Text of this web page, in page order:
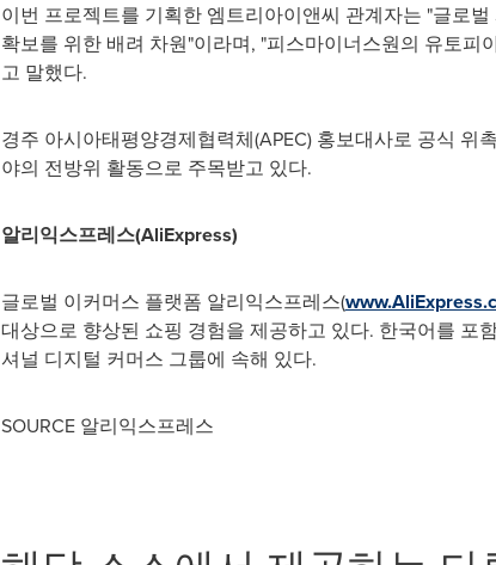
이번 프로젝트를 기획한 엠트리아이앤씨 관계자는 "글로
확보를 위한 배려 차원"이라며, "피스마이너스원의 유토
고 말했다.
경주 아시아태평양경제협력체(APEC) 홍보대사로 공식
야의 전방위 활동으로 주목받고 있다.
알리익스프레스(AliExpress)
글로벌 이커머스 플랫폼 알리익스프레스(
대상으로 향상된 쇼핑 경험을 제공하고 있다. 한국어를 포
셔널 디지털 커머스 그룹에 속해 있다.
SOURCE 알리익스프레스